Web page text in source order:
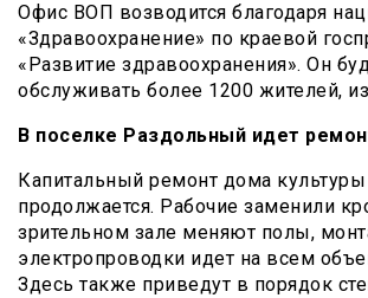
Офис ВОП возводится благодаря
«Здравоохранение» по краевой
«Развитие здравоохранения». Он
обслуживать более 1200 жителей,
В поселке Раздольный идет
Капитальный ремонт дома
продолжается. Рабочие заменили
зрительном зале меняют полы,
электропроводки идет на всем
Здесь также приведут в порядок